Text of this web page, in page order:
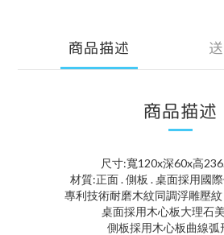
商品描述
商品描述
尺寸:寬120x深60x高
材質:正面 . 側板 . 桌面採用國
專利技術耐磨木紋同調浮雕壓
桌面採用木心板大理石
側板採用木心板曲線弧